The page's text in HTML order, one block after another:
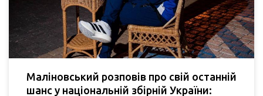
Маліновський розповів про свій останній
шанс у національній збірній України: